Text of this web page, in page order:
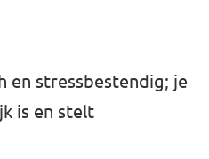
en stressbestendig; je
is en stelt